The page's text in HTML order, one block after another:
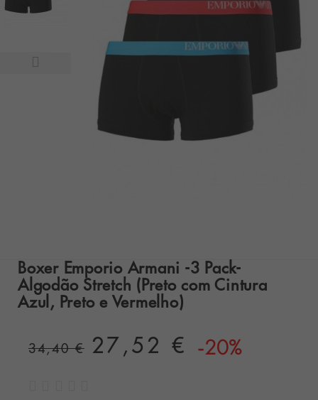
Boxer Emporio Armani -3 Pack-
Algodão Stretch (Preto com Cintura
Azul, Preto e Vermelho)
34,40 € 27,52 € -20%